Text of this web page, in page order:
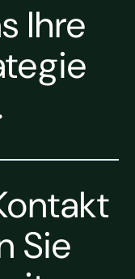
Ihre
Sie